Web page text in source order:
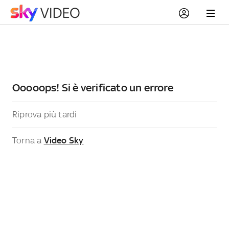
Ooooops! Si è verificato un errore
Riprova più tardi
Torna a Video Sky